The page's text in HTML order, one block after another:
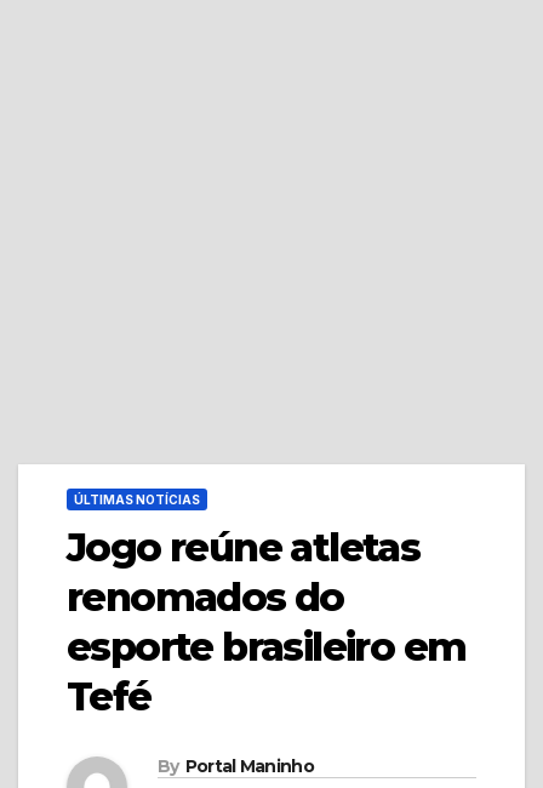
ÚLTIMAS NOTÍCIAS
Jogo reúne atletas
renomados do
esporte brasileiro em
Tefé
By Portal Maninho